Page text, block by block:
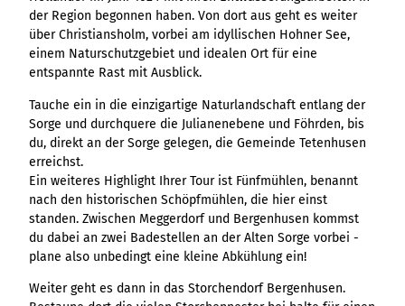
Hambur
ger
Menü -
Variante
Hambur
ger
Menü -
4
Variante 0
Variante 1
Kachel &
Kachelwand
Übersicht
3er-Raster
Kachel-Slider
Link-Liste
Übersicht
Variante 0
Variante 1
Variante 3
Mini-Teaser
Silhouette
Tabelle
Text und
Medien
Vertikale
Timeline
Übersicht
Ergebnisliste
Ergebnisliste: div
Filter zu Höhen
Ergebnisliste:
"beste Reisezeit"
Übersicht
Ergebnisliste
Intelligenz trifft
Content Creation:
Der KI-Wizard und
KI-Checker in
Übersicht
Variante 0
Variante 1
destination.epaper
destination.guestcard
destination.highlight
destination.html
destination.imageclick
destination.language
destination.login
destination.logo
destination.mail
destination.medialibrary
destination.tab
destination.teaserwall
destination.topspot
Übersicht
Variante 1
destination.trilogy
Variante 0
Variante 1
destination.weather
Übersicht
Variante 0
Variante 1
Variante 2
destination.youtube
der Region begonnen haben. Von dort aus geht es weiter
über Christiansholm, vorbei am idyllischen Hohner See,
einem Naturschutzgebiet und idealen Ort für eine
entspannte Rast mit Ausblick.
Tauche ein in die einzigartige Naturlandschaft entlang der
Sorge und durchquere die Julianenebene und Föhrden, bis
du, direkt an der Sorge gelegen, die Gemeinde Tetenhusen
erreichst.
Ein weiteres Highlight Ihrer Tour ist Fünfmühlen, benannt
nach den historischen Schöpfmühlen, die hier einst
standen. Zwischen Meggerdorf und Bergenhusen kommst
du dabei an zwei Badestellen an der Alten Sorge vorbei -
plane also unbedingt eine kleine Abkühlung ein!
Weiter geht es dann in das Storchendorf Bergenhusen.